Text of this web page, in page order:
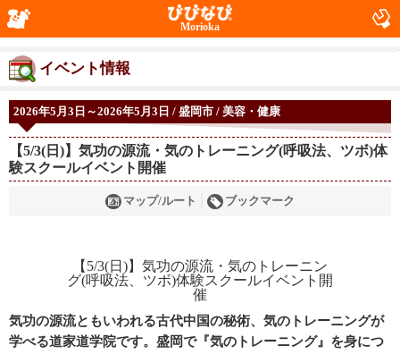
Morioka
イベント情報
2026年5月3日～2026年5月3日 / 盛岡市 / 美容・健康
【5/3(日)】気功の源流・気のトレーニング(呼吸法、ツボ)体
験スクールイベント開催
マップ/ルート ブックマーク
気功の源流ともいわれる古代中国の秘術、気のトレーニングが
学べる道家道学院です。盛岡で『気のトレーニング』を身につ